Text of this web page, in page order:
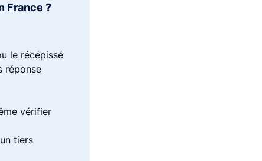
France ?
le récépissé
réponse
vérifier
tiers